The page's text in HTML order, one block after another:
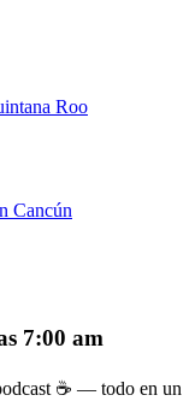
Roo
Cancún
7:00 am
☕ — todo en un